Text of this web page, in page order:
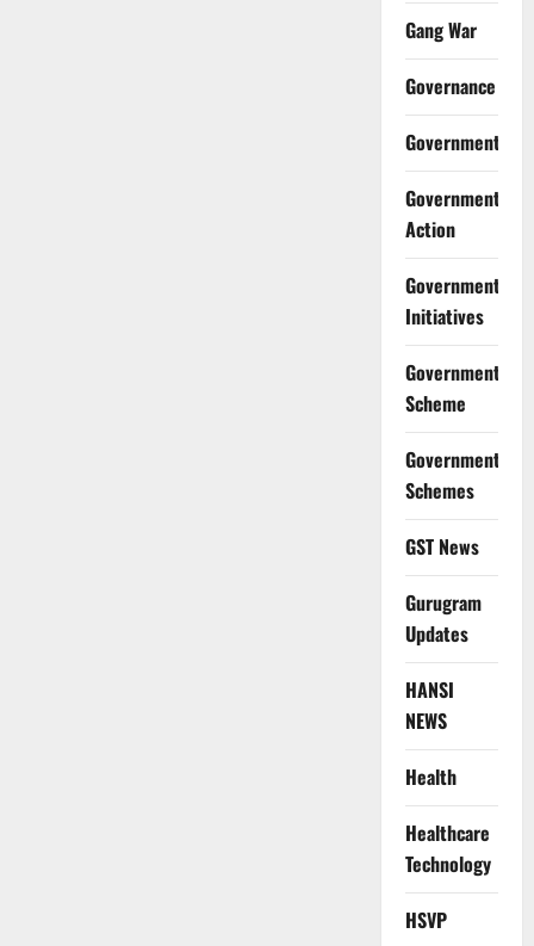
Gang War
Governance
Government
Government
Action
Government
Initiatives
Government
Scheme
Government
Schemes
GST News
Gurugram
Updates
HANSI
NEWS
Health
Healthcare
Technology
HSVP